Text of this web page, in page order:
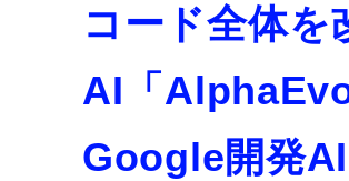
コード全体
AI「
Google開発